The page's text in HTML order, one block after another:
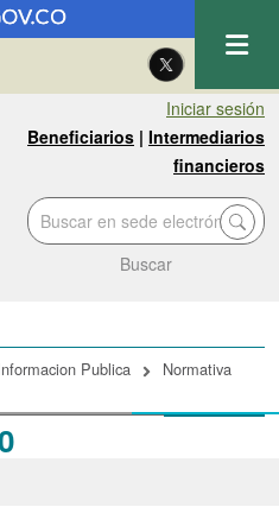
| Eng
Iniciar sesión
Beneficiarios | Intermediarios
financieros
Buscar
ayuda a la
Publica
Normativa